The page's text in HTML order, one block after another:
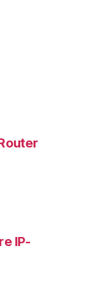
IP-